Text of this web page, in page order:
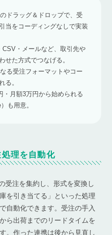
ドラッグ＆ドロップで、受
当をコーディングなしで実装
・メールなど、取引先や
せた方式でつなげる。
る受注フォーマットやコー
る。
・月額3万円から始められる
も用意。
理を自動化
受注を集約し、形式を変換し
を引き当てる」といった処理
自動化できます。受注の手入
ら出荷までのリードタイムを
。作った連携は後から見直し